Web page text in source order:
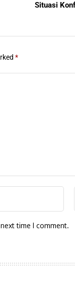
Situasi
*
time I comment.